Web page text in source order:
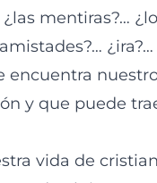
mentiras?…
encuentra
y que puede
vida de